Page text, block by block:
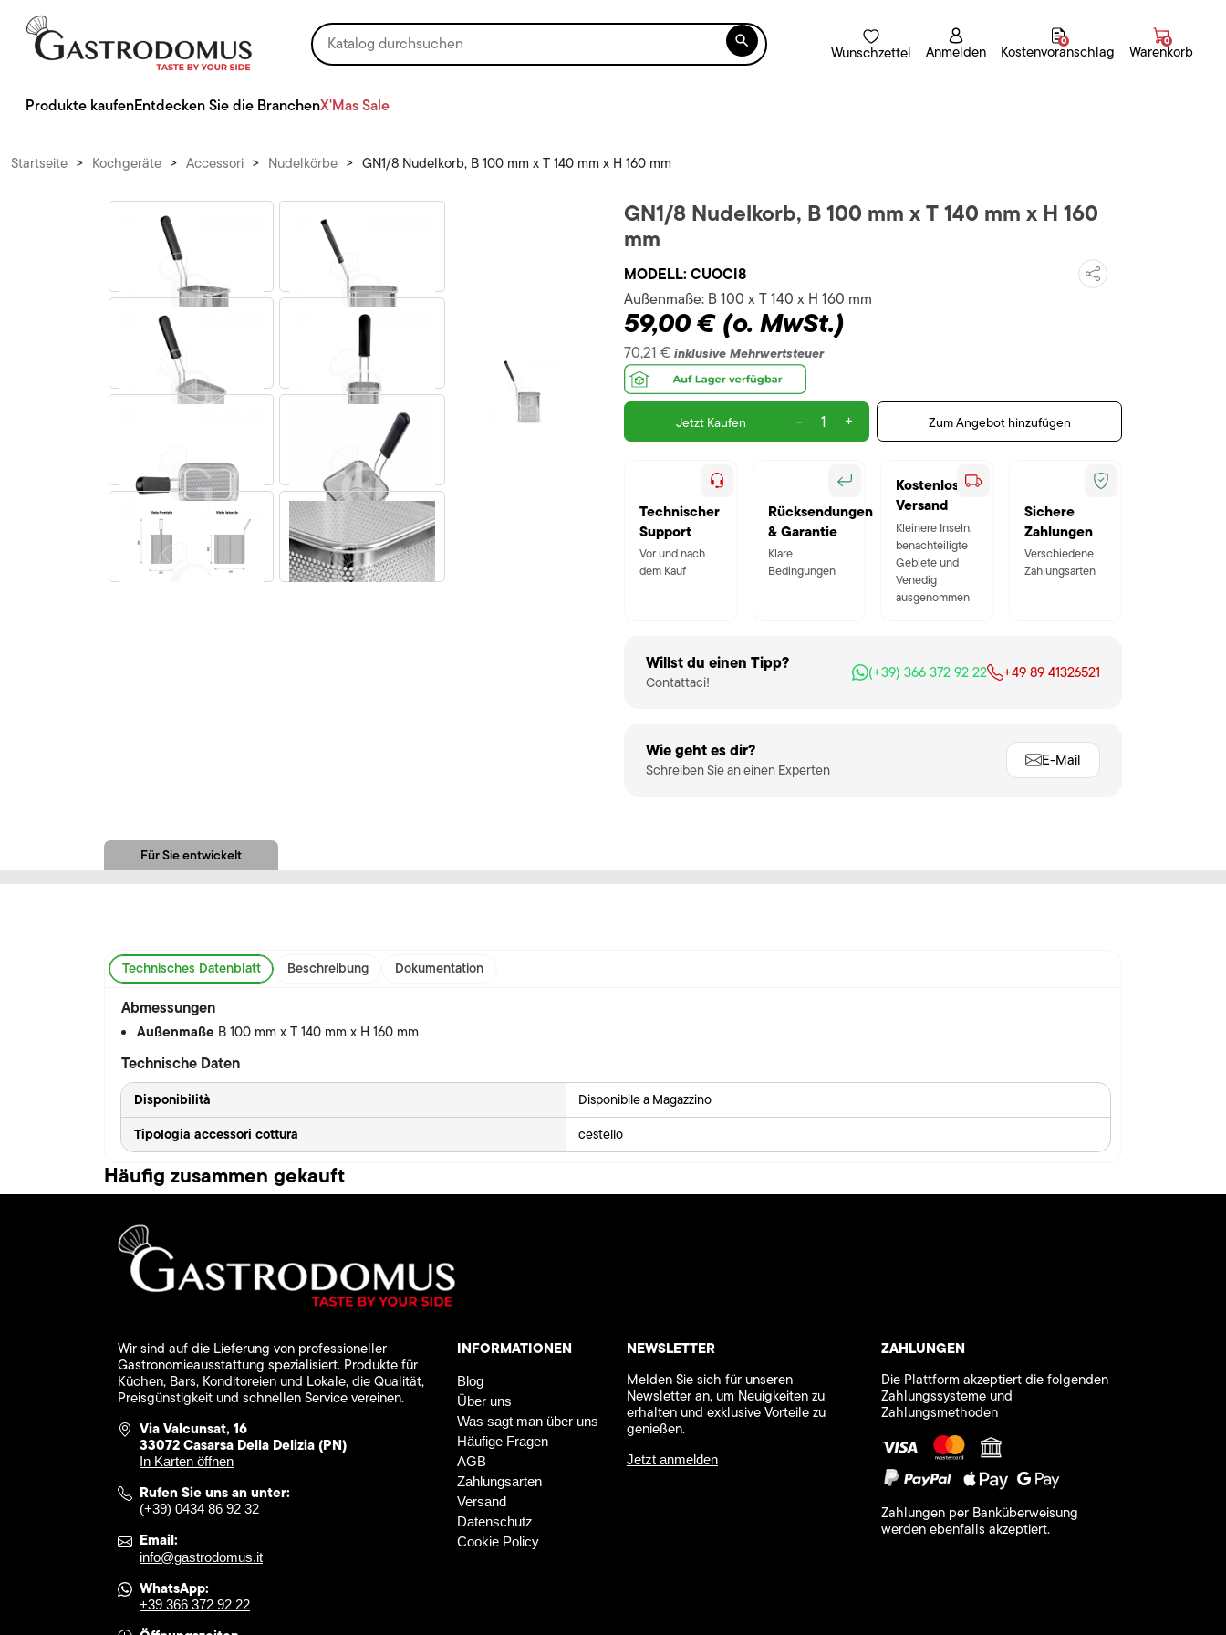

Wunschzettel Anmelden Kostenvoranschlag
0
Warenkorb
0
Produkte kaufenEntdecken Sie die BranchenX'Mas Sale
Startseite > Kochgeräte > Accessori > Nudelkörbe > GN1/8 Nudelkorb, B 100 mm x T 140 mm x H 160 mm
GN1/8 Nudelkorb, B 100 mm x T 140 mm x H 160
mm
MODELL: CUOCI8
Außenmaße: B 100 x T 140 x H 160 mm
59,00 € (o. MwSt.)
70,21 € inklusive Mehrwertsteuer
Jetzt Kaufen - + Zum Angebot hinzufügen
Technischer
Support
Vor und nach
dem Kauf
Rücksendungen
& Garantie
Klare
Bedingungen
Kostenloser
Versand
Kleinere Inseln,
benachteiligte
Gebiete und
Venedig
ausgenommen
Sichere
Zahlungen
Verschiedene
Zahlungsarten
Willst du einen Tipp?
Contattaci!
(+39) 366 372 92 22 +49 89 41326521
Wie geht es dir?
Schreiben Sie an einen Experten
E-Mail
Für Sie entwickelt
Technisches Datenblatt Beschreibung Dokumentation
Abmessungen
Außenmaße B 100 mm x T 140 mm x H 160 mm
Technische Daten
Disponibilità Disponibile a Magazzino
Tipologia accessori cottura cestello
Häufig zusammen gekauft
Wir sind auf die Lieferung von professioneller
Gastronomieausstattung spezialisiert. Produkte für
Küchen, Bars, Konditoreien und Lokale, die Qualität,
Preisgünstigkeit und schnellen Service vereinen.
Via Valcunsat, 16
33072 Casarsa Della Delizia (PN)
In Karten öffnen
Rufen Sie uns an unter:
(+39) 0434 86 92 32
Email:
info@gastrodomus.it
WhatsApp:
+39 366 372 92 22
INFORMATIONEN
Blog
Über uns
Was sagt man über uns
Häufige Fragen
AGB
Zahlungsarten
Versand
Datenschutz
Cookie Policy
NEWSLETTER
Melden Sie sich für unseren
Newsletter an, um Neuigkeiten zu
erhalten und exklusive Vorteile zu
genießen.
Jetzt anmelden
ZAHLUNGEN
Die Plattform akzeptiert die folgenden
Zahlungssysteme und
Zahlungsmethoden
Zahlungen per Banküberweisung
werden ebenfalls akzeptiert.